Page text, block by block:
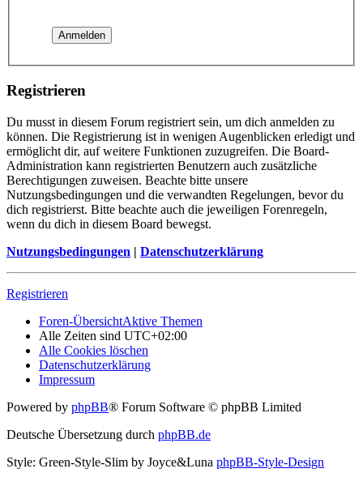
Registrieren
Du musst in diesem Forum registriert sein, um dich anmelden zu
können. Die Registrierung ist in wenigen Augenblicken erledigt und
ermöglicht dir, auf weitere Funktionen zuzugreifen. Die Board-
Administration kann registrierten Benutzern auch zusätzliche
Berechtigungen zuweisen. Beachte bitte unsere
Nutzungsbedingungen und die verwandten Regelungen, bevor du
dich registrierst. Bitte beachte auch die jeweiligen Forenregeln,
wenn du dich in diesem Board bewegst.
Nutzungsbedingungen | Datenschutzerklärung
Registrieren
Foren-ÜbersichtAktive Themen
Alle Zeiten sind UTC+02:00
Alle Cookies löschen
Datenschutzerklärung
Impressum
Powered by phpBB® Forum Software © phpBB Limited
Deutsche Übersetzung durch phpBB.de
Style: Green-Style-Slim by Joyce&Luna phpBB-Style-Design